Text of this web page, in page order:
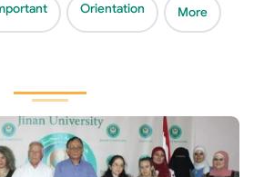
Orientation More